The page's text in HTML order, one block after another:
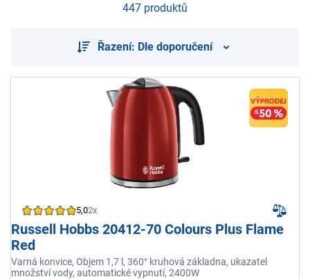
447 produktů
Řazení: Dle doporučení
5,02x
Russell Hobbs 20412-70 Colours Plus Flame
Red
Varná konvice, Objem 1,7 l, 360° kruhová základna, ukazatel
množství vody, automatické vypnutí, 2400W